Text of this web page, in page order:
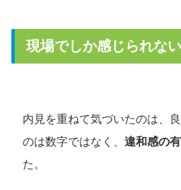
現場でしか感じられない
内見を重ねて気づいたのは、
のは数字ではなく、 違和感の
た。